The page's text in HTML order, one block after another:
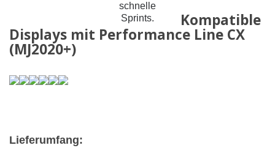
schnelle
Sprints.
Kompatible
Displays mit Performance Line CX
(MJ2020+)
Lieferumfang: